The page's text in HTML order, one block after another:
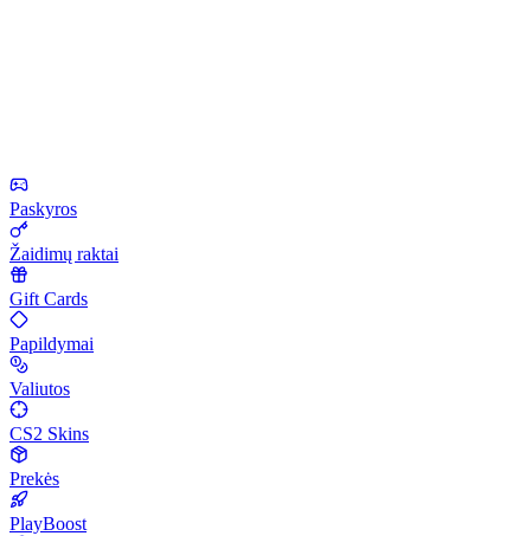
Paskyros
Žaidimų raktai
Gift Cards
Papildymai
Valiutos
CS2 Skins
Prekės
PlayBoost